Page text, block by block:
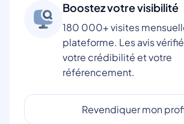
Boostez votre visibilité
180 000+ visites
plateforme. Les avis
votre crédibilité et votre
référencement.
Revendiquer mon